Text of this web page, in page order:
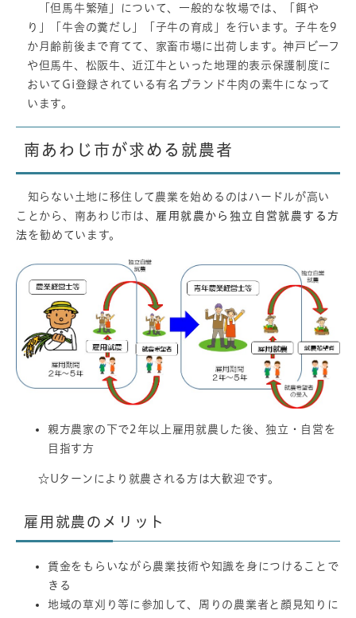
「但馬牛繁殖」について、一般的な牧場では、「餌や
り」「牛舎の糞だし」「子牛の育成」を行います。子牛を9
か月齢前後まで育てて、家畜市場に出荷します。神戸ビーフ
や但馬牛、松阪牛、近江牛といった地理的表示保護制度に
おいてGi登録されている有名ブランド牛肉の素牛になって
います。
南あわじ市が求める就農者
知らない土地に移住して農業を始めるのはハードルが高い
ことから、南あわじ市は、 雇用就農から独立自営就農する方
法を勧めています。
親方農家の下で2年以上雇用就農した後、独立・自営を
目指す方
☆Uターンにより就農される方は大歓迎です。
雇用就農のメリット
賃金をもらいながら農業技術や知識を身につけることで
きる
地域の草刈り等に参加して、周りの農業者と顔見知りに